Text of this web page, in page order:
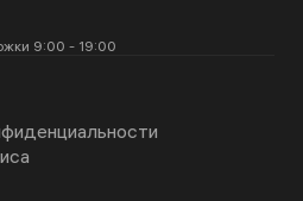
в срок, указанный в
9:00 - 19:00